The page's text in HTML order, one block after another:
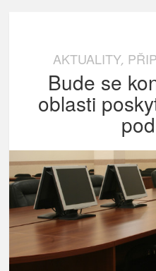
AKTUALITY,
Bude se
oblasti